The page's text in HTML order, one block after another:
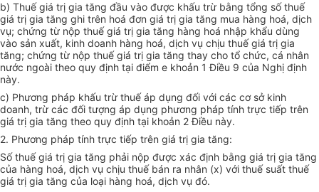
b) Thuế giá trị gia tăng đầu vào được khấu trừ bằng tổng số thuế
giá trị gia tăng ghi trên hoá đơn giá trị gia tăng mua hàng hoá, dịch
vụ; chứng từ nộp thuế giá trị gia tăng hàng hoá nhập khẩu dùng
vào sản xuất, kinh doanh hàng hoá, dịch vụ chịu thuế giá trị gia
tăng; chứng từ nộp thuế giá trị gia tăng thay cho tổ chức, cá nhân
nước ngoài theo quy định tại điểm e khoản 1 Điều 9 của Nghị định
này.
c) Phương pháp khấu trừ thuế áp dụng đối với các cơ sở kinh
doanh, trừ các đối tượng áp dụng phương pháp tính trực tiếp trên
giá trị gia tăng theo quy định tại khoản 2 Điều này.
2. Phương pháp tính trực tiếp trên giá trị gia tăng:
Số thuế giá trị gia tăng phải nộp được xác định bằng giá trị gia tăng
của hàng hoá, dịch vụ chịu thuế bán ra nhân (x) với thuế suất thuế
giá trị gia tăng của loại hàng hoá, dịch vụ đó.